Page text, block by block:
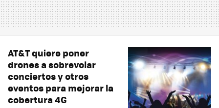
AT&T quiere poner
drones a sobrevolar
conciertos y otros
eventos para mejorar la
cobertura 4G